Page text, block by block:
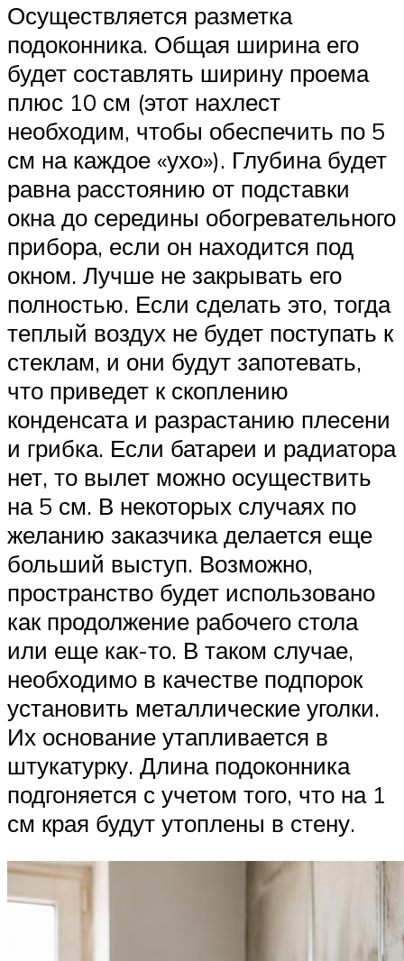
Осуществляется разметка
подоконника. Общая ширина его
будет составлять ширину проема
плюс 10 см (этот нахлест
необходим, чтобы обеспечить по 5
см на каждое «ухо»). Глубина будет
равна расстоянию от подставки
окна до середины обогревательного
прибора, если он находится под
окном. Лучше не закрывать его
полностью. Если сделать это, тогда
теплый воздух не будет поступать к
стеклам, и они будут запотевать,
что приведет к скоплению
конденсата и разрастанию плесени
и грибка. Если батареи и радиатора
нет, то вылет можно осуществить
на 5 см. В некоторых случаях по
желанию заказчика делается еще
больший выступ. Возможно,
пространство будет использовано
как продолжение рабочего стола
или еще как-то. В таком случае,
необходимо в качестве подпорок
установить металлические уголки.
Их основание утапливается в
штукатурку. Длина подоконника
подгоняется с учетом того, что на 1
см края будут утоплены в стену.